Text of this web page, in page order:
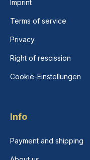
Imprint
Terms of service
Privacy
Right of rescission
Cookie-Einstellungen
Info
Payment and shipping